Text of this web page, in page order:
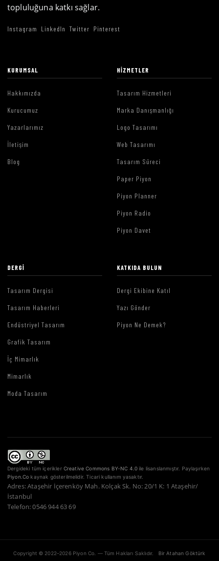
topluluğuna katkı sağlar.
Instagram LinkedIn Twitter Pinterest
KURUMSAL
Hakkımızda
Kurucumuz
Yazarlarımız
İletişim
Blog
HIZMETLER
Tasarım Hizmetleri
Marka Danışmanlığı
Logo Tasarımı
Web Tasarımı
Tasarım Süreci
Paper Piyon
Piyon Planner
Piyon Radio
Piyon Davet
DERGI
Tasarım Dergisi
Tasarım Haberleri
Endüstriyel Tasarım
Grafik Tasarım
İç Mimarlık
Mimarlık
Moda Tasarım
KATKIDA BULUN
Dergi Ekibine Katıl
Yazı Gönder
Piyon Ne Demek?
Dergideki tüm içerikler Creative Commons BY-NC 4.0 ile lisanslanmıştır. Paylaşırken
Piyon.Co kaynak gösterilmelidir. Ticari kullanım yasaktır.
Adres: Ataşehir İçerenköy Mah. Kolçak Sk. No: 20/1 K: 1 Ataşehir/
İstanbul
Telefon: 0546 944 63 69
Copyright © 2022–2026 Piyon Co. — Tüm Hakları Saklıdır.
Bir Atahan Göktürk